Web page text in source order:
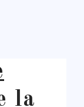
la